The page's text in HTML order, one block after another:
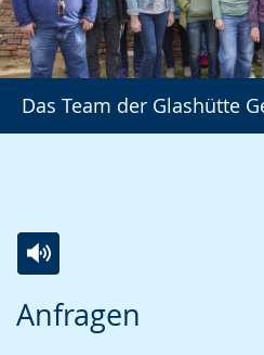
Das Team der Glashütte
Anfragen
Leichten
Audio-
Video